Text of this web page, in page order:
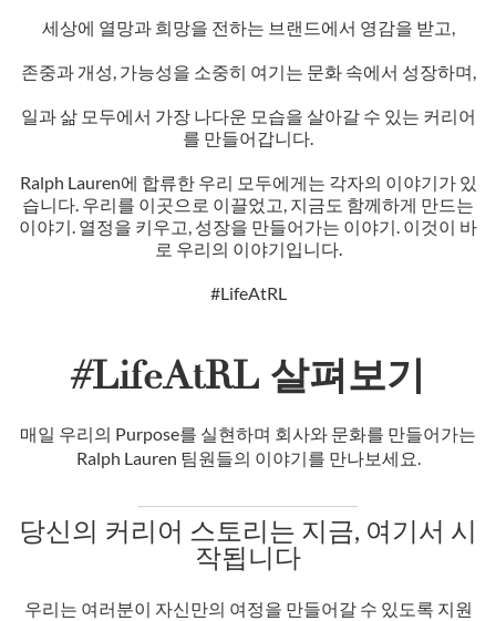
세상에 열망과 희망을 전하는 브랜드에서 영감을 받고,
존중과 개성, 가능성을 소중히 여기는 문화 속에서 성장하며,
일과 삶 모두에서 가장 나다운 모습을 살아갈 수 있는 커리어
를 만들어갑니다.
Ralph Lauren에 합류한 우리 모두에게는 각자의 이야기가 있
습니다. 우리를 이곳으로 이끌었고, 지금도 함께하게 만드는
이야기. 열정을 키우고, 성장을 만들어가는 이야기. 이것이 바
로 우리의 이야기입니다.
#LifeAtRL
#LifeAtRL 살펴보기
매일 우리의 Purpose를 실현하며 회사와 문화를 만들어가는
Ralph Lauren 팀원들의 이야기를 만나보세요.
당신의 커리어 스토리는 지금, 여기서 시
작됩니다
우리는 여러분이 자신만의 여정을 만들어갈 수 있도록 지원